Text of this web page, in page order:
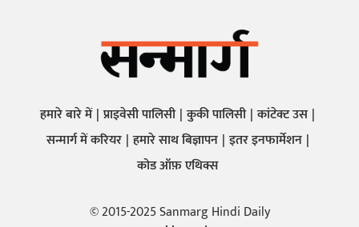
हमारे बारे में प्राइवेसी पालिसी कुकी पालिसी कांटेक्ट उस
सन्मार्ग में करियर हमारे साथ बिज्ञापन इतर इनफार्मेशन
कोड ऑफ़ एथिक्स
© 2015-2025 Sanmarg Hindi Daily